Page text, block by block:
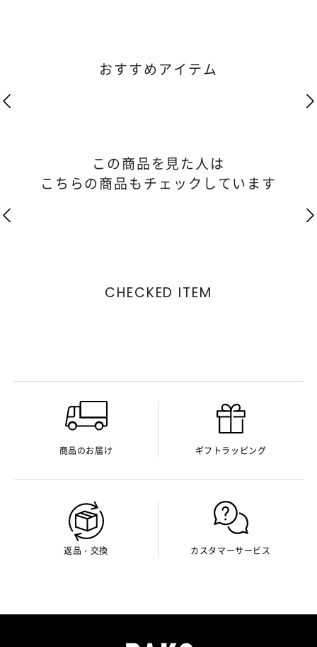
おすすめアイテム
この商品を見た人は
こちらの商品もチェックしています
CHECKED ITEM
商品のお届け ギフトラッピング
返品・交換 カスタマーサービス